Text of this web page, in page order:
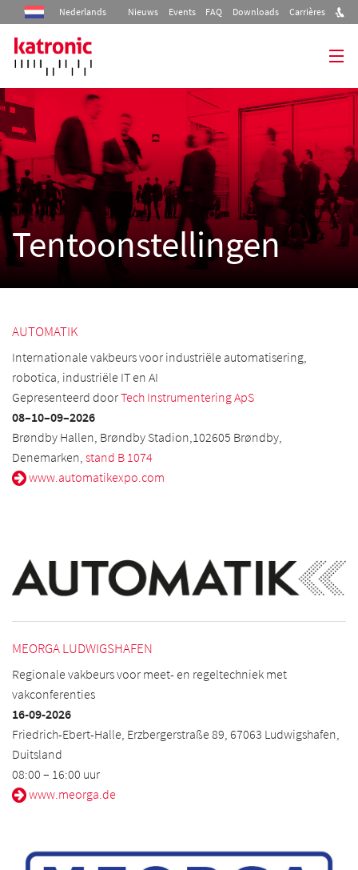
Nederlands Nieuws Events FAQ Downloads Carrières
Home
Producten
Industrieën
Diensten
Bedrijf
Tentoonstellingen
AUTOMATIK
Internationale vakbeurs voor industriële automatisering,
robotica, industriële IT en AI
Gepresenteerd doorTech Instrumentering ApS
08–10–09–2026
Brøndby Hallen, Brøndby Stadion,102605 Brøndby,
Denemarken, stand B 1074
www.automatikexpo.com
MEORGA LUDWIGSHAFEN
Regionale vakbeurs voor meet- en regeltechniek met
vakconferenties
16-09-2026
Friedrich-Ebert-Halle, Erzbergerstraße 89, 67063 Ludwigshafen,
Duitsland
08:00 – 16:00 uur
www.meorga.de